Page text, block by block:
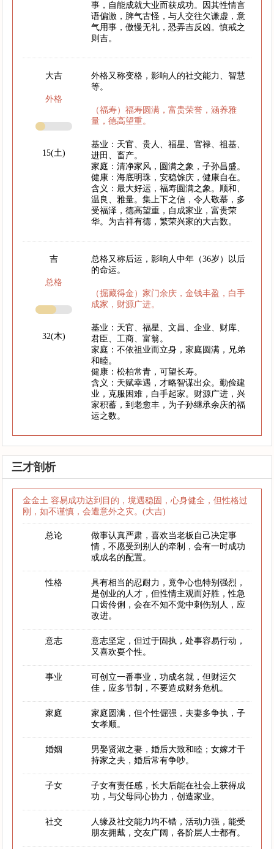
事，自能成就大业而获成功。因其性情言
语偏激，脾气古怪，与人交往欠谦虚，意
气用事，傲慢无礼，恐弄吉反凶。慎戒之
则吉。
大吉
外格
15(土)
外格又称变格，影响人的社交能力、智慧
等。
（福寿）福寿圆满，富贵荣誉，涵养雅
量，德高望重。
基业：天官、贵人、福星、官禄、祖基、
进田、畜产。
家庭：清净家风，圆满之象，子孙昌盛。
健康：海底明珠，安稳馀庆，健康自在。
含义：最大好运，福寿圆满之象。顺和、
温良、雅量。集上下之信，令人敬慕，多
受福泽，德高望重，自成家业，富贵荣
华。为吉祥有德，繁荣兴家的大吉数。
吉
总格
32(木)
总格又称后运，影响人中年（36岁）以后
的命运。
（掘藏得金）家门余庆，金钱丰盈，白手
成家，财源广进。
基业：天官、福星、文昌、企业、财库、
君臣、工商、富翁。
家庭：不依祖业而立身，家庭圆满，兄弟
和睦。
健康：松柏常青，可望长寿。
含义：天赋幸遇，才略智谋出众。勤俭建
业，克服困难，白手起家。财源广进，兴
家积蓄，到老愈丰，为子孙继承余庆的福
运之数。
三才剖析
金金土 容易成功达到目的，境遇稳固，心身健全，但性格过
刚，如不谨慎，会遭意外之灾。(大吉)
总论
做事认真严肃，喜欢当老板自己决定事
情，不愿受到别人的牵制，会有一时成功
或成名的配置。
性格
具有相当的忍耐力，竟争心也特别强烈，
是创业的人才，但性情主观而好胜，性急
口齿伶俐，会在不知不觉中刺伤别人，应
改进。
意志
意志坚定，但过于固执，处事容易行动，
又喜欢耍个性。
事业
可创立一番事业，功成名就，但财运欠
佳，应多节制，不要造成财务危机。
家庭
家庭圆满，但个性倔强，夫妻多争执，子
女孝顺。
婚姻
男娶贤淑之妻，婚后大致和睦；女嫁才干
持家之夫，婚后常有争吵。
子女
子女有责任感，长大后能在社会上获得成
功，与父母同心协力，创造家业。
社交
人缘及社交能力均不错，活动力强，能受
朋友拥戴，交友广阔，各阶层人士都有。